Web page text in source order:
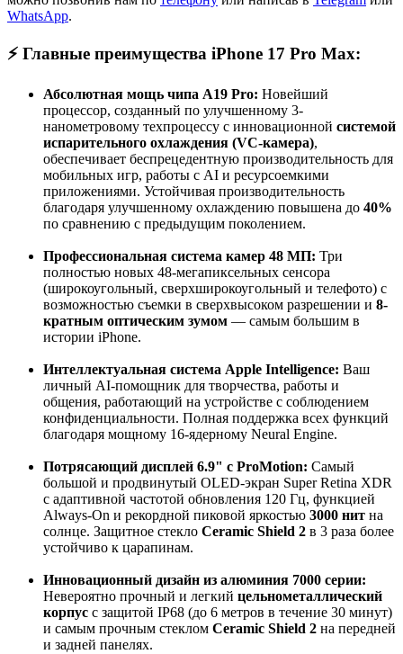
WhatsApp.
⚡️ Главные преимущества iPhone 17 Pro Max:
Абсолютная мощь чипа A19 Pro: Новейший
процессор, созданный по улучшенному 3-
нанометровому техпроцессу с инновационной системой
испарительного охлаждения (VC-камера),
обеспечивает беспрецедентную производительность для
мобильных игр, работы с AI и ресурсоемкими
приложениями. Устойчивая производительность
благодаря улучшенному охлаждению повышена до 40%
по сравнению с предыдущим поколением.
Профессиональная система камер 48 МП: Три
полностью новых 48-мегапиксельных сенсора
(широкоугольный, сверхширокоугольный и телефото) с
возможностью съемки в сверхвысоком разрешении и 8-
кратным оптическим зумом — самым большим в
истории iPhone.
Интеллектуальная система Apple Intelligence: Ваш
личный AI-помощник для творчества, работы и
общения, работающий на устройстве с соблюдением
конфиденциальности. Полная поддержка всех функций
благодаря мощному 16-ядерному Neural Engine.
Потрясающий дисплей 6.9" с ProMotion: Самый
большой и продвинутый OLED-экран Super Retina XDR
с адаптивной частотой обновления 120 Гц, функцией
Always-On и рекордной пиковой яркостью 3000 нит на
солнце. Защитное стекло Ceramic Shield 2 в 3 раза более
устойчиво к царапинам.
Инновационный дизайн из алюминия 7000 серии:
Невероятно прочный и легкий цельнометаллический
корпус с защитой IP68 (до 6 метров в течение 30 минут)
и самым прочным стеклом Ceramic Shield 2 на передней
и задней панелях.